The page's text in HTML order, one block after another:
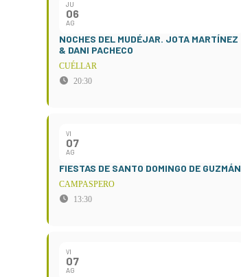
JU
06
AG
NOCHES DEL MUDÉJAR. JOTA MARTÍNEZ
& DANI PACHECO
CUÉLLAR
20:30
VI
07
AG
FIESTAS DE SANTO DOMINGO DE GUZMÁN
CAMPASPERO
13:30
VI
07
AG